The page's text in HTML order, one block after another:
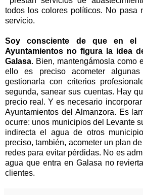
todos los colores políticos. No pasa
servicio.
Soy consciente de que en el
Ayuntamientos no figura la idea
Galasa. Bien, mantengámosla como
ello es preciso acometer
gestionarla con criterios
segunda, sanear sus cuentas. Hay
precio real. Y es necesario
Ayuntamientos del Almanzora. Es
ocurre: unos municipios del Levante
indirecta el agua de otros
preciso, también, acometer un plan
redes para evitar pérdidas. No es
agua que entra en Galasa no
clientes.